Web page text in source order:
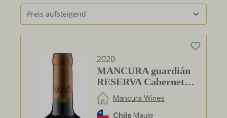
2020
MANCURA guardián
RESERVA Cabernet
Sauvignon
Mancura Wines
Chile Maule